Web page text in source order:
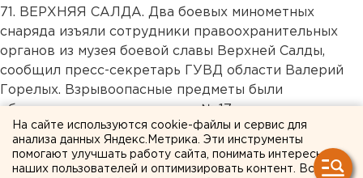
71. ВЕРХНЯЯ САЛДА. Два боевых минометных
снаряда изъяли сотрудники правоохранительных
органов из музея боевой славы Верхней Салды,
сообщил пресс-секретарь ГУВД области Валерий
Горелых. Взрывоопасные предметы были
обнаружены в здании школы № 17, где находится
учреждение культуры. Экспонаты оказались
неразорвавшимися снарядами калибра 50
миллиметров времен Великой Отечественной
На сайте используются cookie-файлы и сервис для
анализа данных Яндекс.Метрика. Эти инструменты
помогают улучшать работу сайта, понимать интересы
наших пользователей и оптимизировать контент. Вся